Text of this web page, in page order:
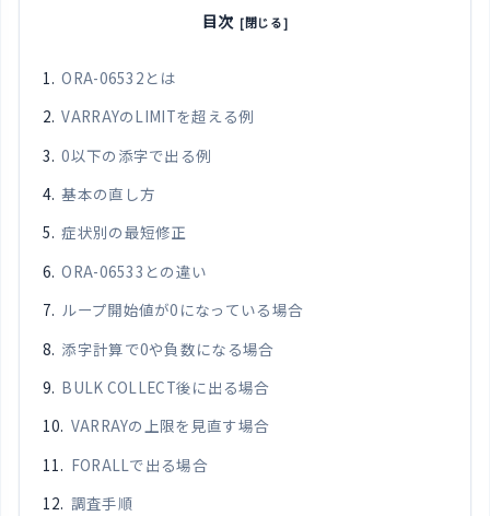
目次
ORA-06532とは
VARRAYのLIMITを超える例
0以下の添字で出る例
基本の直し方
症状別の最短修正
ORA-06533との違い
ループ開始値が0になっている場合
添字計算で0や負数になる場合
BULK COLLECT後に出る場合
VARRAYの上限を見直す場合
FORALLで出る場合
調査手順